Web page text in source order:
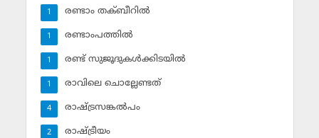
രണ്ടാം തക്ബീറില്‍
1
രണ്ടാംപത്തില്‍
1
രണ്ട് സുജൂദുകള്‍ക്കിടയില്‍
1
രാവിലെ ചൊല്ലേണ്ടത്
1
രാഷ്ട്രസങ്കല്‍പം
4
രാഷ്ട്രീയം
2